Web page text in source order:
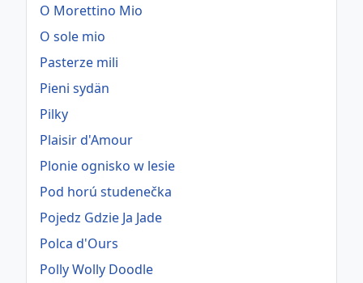
O Morettino Mio
O sole mio
Pasterze mili
Pieni sydän
Pilky
Plaisir d'Amour
Plonie ognisko w lesie
Pod horú studenečka
Pojedz Gdzie Ja Jade
Polca d'Ours
Polly Wolly Doodle